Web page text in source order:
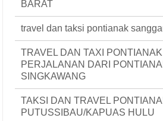
BARAT
travel dan taksi pontianak
TRAVEL DAN TAXI
PERJALANAN DARI
SINGKAWANG
TAKSI DAN TRAVEL
PUTUSSIBAU/KAPUAS HULU